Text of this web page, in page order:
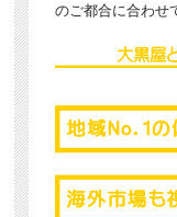
のご都合に合わせ